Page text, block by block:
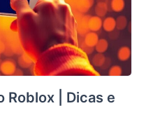
Roblox | Dicas e